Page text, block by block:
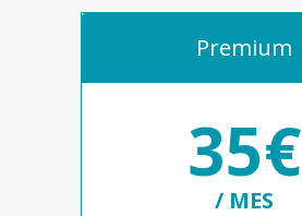
Premium
35€
/ MES